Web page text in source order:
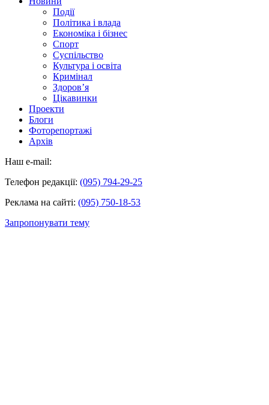
Події
Політика і влада
Економіка і бізнес
Спорт
Суспільство
Культура і освіта
Кримінал
Здоров’я
Цікавинки
Проекти
Блоги
Фоторепортажі
Архів
Наш e-mail:
Телефон редакції: (095) 794-29-25
Реклама на сайті: (095) 750-18-53
Запропонувати тему